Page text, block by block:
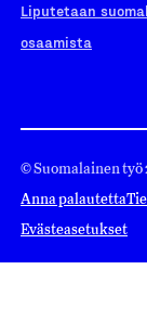
Liputetaan
osaamista
© Suomalainen työ
Anna palautetta
Evästeasetukset